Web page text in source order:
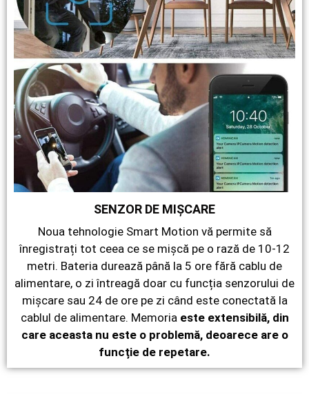
SENZOR DE MIȘCARE
Noua tehnologie Smart Motion vă permite să
înregistrați tot ceea ce se mișcă pe o rază de 10-12
metri. Bateria durează până la 5 ore fără cablu de
alimentare, o zi întreagă doar cu funcția senzorului de
mișcare sau 24 de ore pe zi când este conectată la
cablul de alimentare. Memoria este extensibilă, din
care aceasta nu este o problemă, deoarece are o
funcție de repetare.